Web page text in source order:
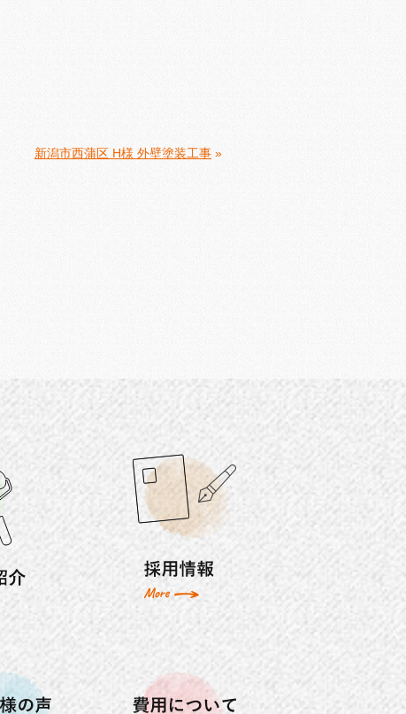
新潟市西蒲区 H様 外壁塗装工事 »